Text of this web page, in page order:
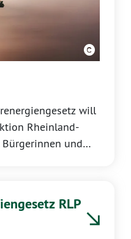
will
Rheinland-
und
RLP